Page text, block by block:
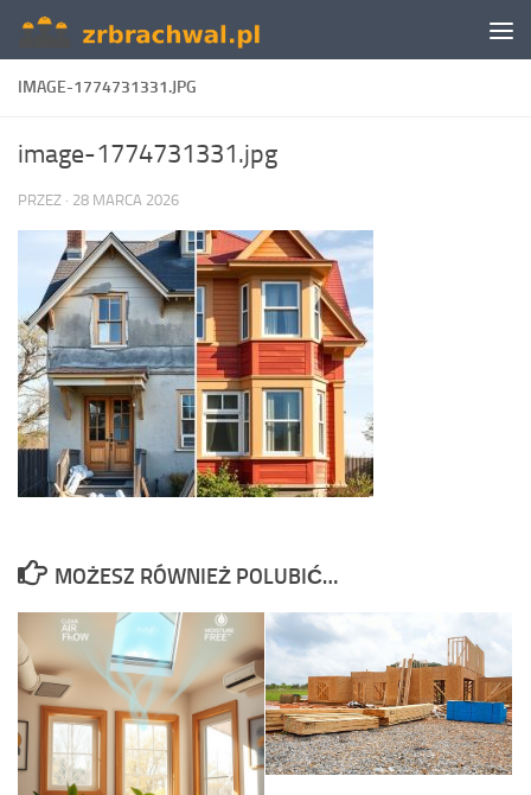
Skip to content
IMAGE-1774731331.JPG
image-1774731331.jpg
PRZEZ · 28 MARCA 2026
MOŻESZ RÓWNIEŻ POLUBIĆ…